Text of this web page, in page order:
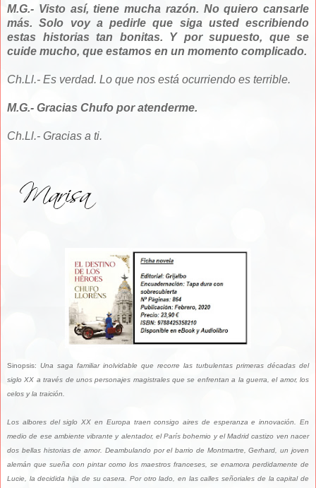
M.G.- Visto así, tiene mucha razón. No quiero cansarle
más. Solo voy a pedirle que siga usted escribiendo
estas historias tan bonitas. Y por supuesto, que se
cuide mucho, que estamos en un momento complicado.
Ch.Ll.- Es verdad. Lo que nos está ocurriendo es terrible.
M.G.- Gracias Chufo por atenderme.
Ch.Ll.- Gracias a ti.
Sinopsis: Una saga familiar inolvidable que recorre las turbulentas primeras décadas del
siglo XX a través de unos personajes magistrales que se enfrentan a la guerra, el amor, los
celos y la traición.
Los albores del siglo XX en Europa traen consigo aires de esperanza e innovación. En
medio de ese ambiente vibrante y alentador, el París bohemio y el Madrid castizo ven nacer
dos bellas historias de amor. Deambulando por el barrio de Montmartre, Gerhard, un joven
alemán que sueña con pintar como los maestros franceses, se enamora perdidamente de
Lucie, la decidida hija de su casera. Por otro lado, en las calles señoriales de la capital de